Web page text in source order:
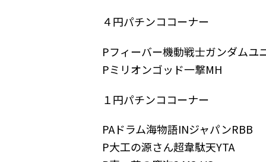
４円パチンココーナー
Pフィーバー機動戦士ガンダムユ
Pミリオンゴッド一撃MH
１円パチンココーナー
PAドラム海物語INジャパンRBB
P大工の源さん超韋駄天YTA